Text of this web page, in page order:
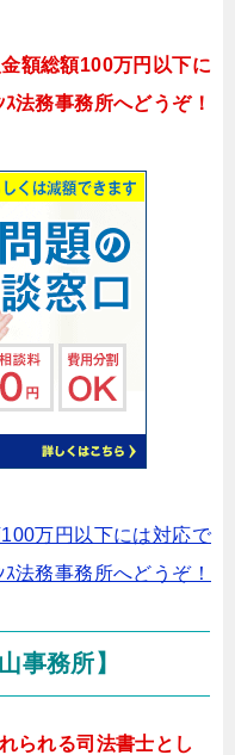
額総額100万円以下に
法務事務所へどうぞ！
万円以下には対応で
法務事務所へどうぞ！
事務所】
られる司法書士とし